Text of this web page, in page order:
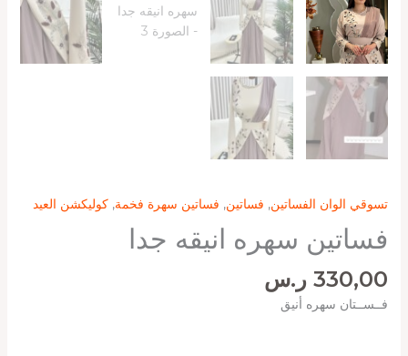
تسوقي الوان الفساتين, فساتين, فساتين سهرة فخمة, كوليكشن العيد
فساتين سهره انيقه جدا
330,00 ر.س
فــســتان سهره أنيق